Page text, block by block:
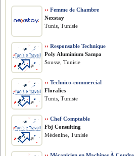
›› Femme de Chambre
Nexstay
Tunis, Tunisie
›› Responsable Technique
Poly Aluminium Sampa
Sousse, Tunisie
›› Technico-commercial
Floralies
Tunis, Tunisie
›› Chef Comptable
Fbj Consulting
Médenine, Tunisie